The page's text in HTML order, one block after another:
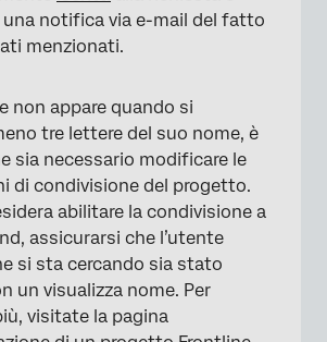
una notifica via e-mail del fatto
menzionati.
non appare quando si
tre lettere del suo nome, è
sia necessario modificare le
di condivisione del progetto.
abilitare la condivisione a
assicurarsi che l’utente
si sta cercando sia stato
un visualizza nome. Per
visitate la pagina